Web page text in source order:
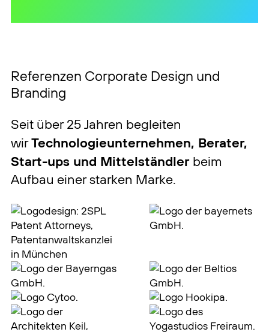
Referenzen Corporate Design und
Branding
Seit über 25 Jahren begleiten
wirTechnologieunternehmen, Berater,
Start-ups und Mittelständler beim
Aufbau einer starken Marke.